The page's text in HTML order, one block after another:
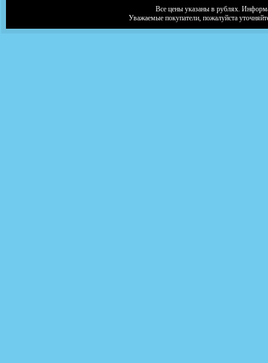
Все цены указаны в рублях.
Уважаемые покупатели, пожалуйста